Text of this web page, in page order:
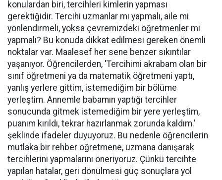
konulardan biri, tercihleri kimlerin yapması
gerektiğidir. Tercihi uzmanlar mı yapmalı, aile mi
yönlendirmeli, yoksa çevremizdeki öğretmenler mi
yapmalı? Bu konuda dikkat edilmesi gereken önemli
noktalar var. Maalesef her sene benzer sıkıntılar
yaşanıyor. Öğrencilerden, 'Tercihimi akrabam olan bir
sınıf öğretmeni ya da matematik öğretmeni yaptı,
yanlış yerlere gittim, istemediğim bir bölüme
yerleştim. Annemle babamın yaptığı tercihler
sonucunda gitmek istemediğim bir yere yerleştim,
puanım kırıldı, tekrar hazırlanmak zorunda kaldım.'
şeklinde ifadeler duyuyoruz. Bu nedenle öğrencilerin
mutlaka bir rehber öğretmene, uzmana danışarak
tercihlerini yapmalarını öneriyoruz. Çünkü tercihte
yapılan hatalar, geri dönülmesi güç sonuçlara yol